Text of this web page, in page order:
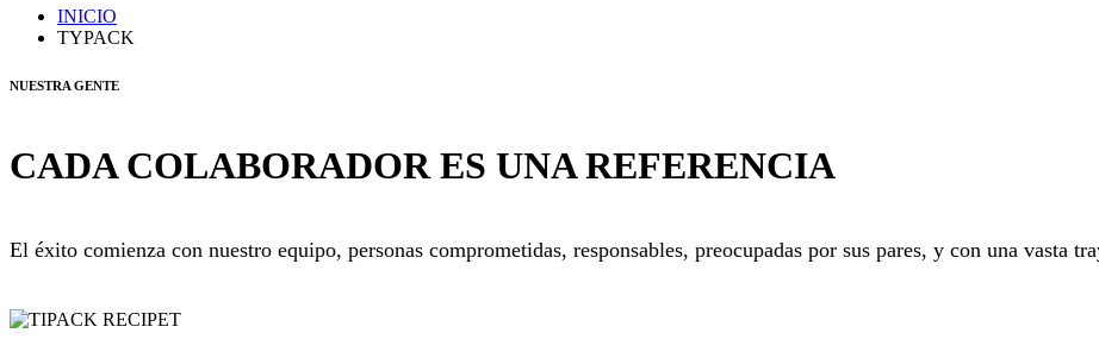
INICIO
TYPACK
NUESTRA GENTE
CADA COLABORADOR ES UNA REFERENCIA
El éxito comienza con nuestro equipo, personas comprometidas, responsables, preocupadas por sus pares, y con una vasta